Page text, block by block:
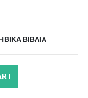
ΒΙΒΛΙΑ